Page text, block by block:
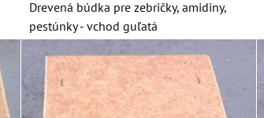
Drevená búdka pre zebričky, amidiny,
pestúnky - vchod guľatá